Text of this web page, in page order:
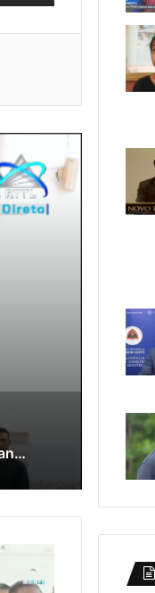
Lei Siberseguransa Ajuda Autoridade Polisiál Kaptura Autór Kriminozu ho Paradeiru Iha Estranjeiru